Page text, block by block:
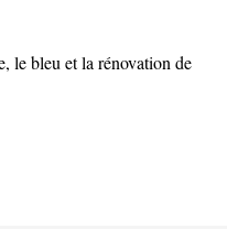
le bleu et la rénovation de